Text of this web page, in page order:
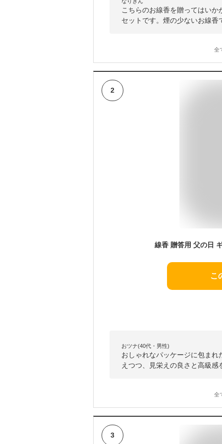
こちらのお線香を贈ってはい
セットです。煙の少ないお線香
全
2
こ
おツナ(40代・男性)
おしゃれなパッケージに包ま
えつつ、見栄えの良さと高級
全
3